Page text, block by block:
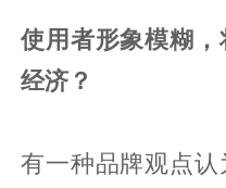
使用者形象模糊
经济？
有一种品牌观点